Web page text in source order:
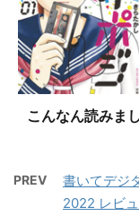
こんなん読みま
PREV
書いてデジ
2022 レビ